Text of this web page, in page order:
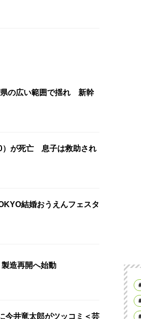
の広い範囲で揺れ 新幹
）が死亡 息子は救助され
結婚おうえんフェスタ
造再開へ始動
今井竜太郎がツッコミ＜芸